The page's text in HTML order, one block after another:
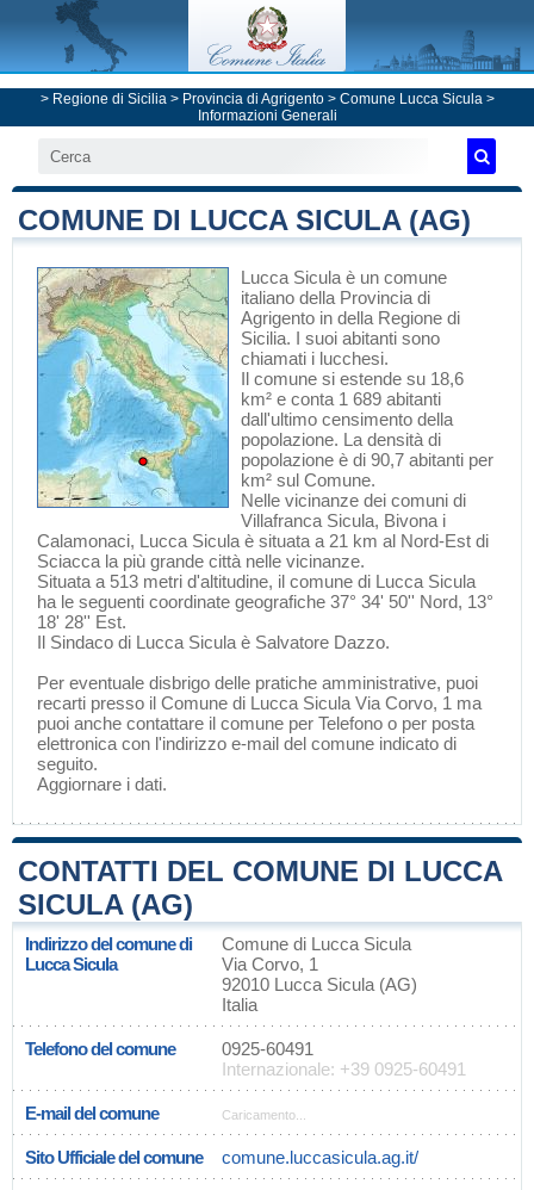
> Regione di Sicilia> Provincia di Agrigento> Comune Lucca Sicula>
Informazioni Generali
COMUNE DI LUCCA SICULA (AG)
Lucca Sicula è un comune
italiano della Provincia di
Agrigento in della Regione di
Sicilia. I suoi abitanti sono
chiamati i lucchesi.
Il comune si estende su 18,6
km² e conta 1 689 abitanti
dall'ultimo censimento della
popolazione. La densità di
popolazione è di 90,7 abitanti per
km² sul Comune.
Nelle vicinanze dei comuni di
Villafranca Sicula, Bivona i
Calamonaci, Lucca Sicula è situata a 21 km al Nord-Est di
Sciacca la più grande città nelle vicinanze.
Situata a 513 metri d'altitudine, il comune di Lucca Sicula
ha le seguenti coordinate geografiche 37° 34' 50'' Nord, 13°
18' 28'' Est.
Il Sindaco di Lucca Sicula è Salvatore Dazzo.
Per eventuale disbrigo delle pratiche amministrative, puoi
recarti presso il Comune di Lucca Sicula Via Corvo, 1 ma
puoi anche contattare il comune per Telefono o per posta
elettronica con l'indirizzo e-mail del comune indicato di
seguito.
Aggiornare i dati.
CONTATTI DEL COMUNE DI LUCCA
SICULA (AG)
Indirizzo del comune di
Lucca Sicula
Comune di Lucca Sicula
Via Corvo, 1
92010 Lucca Sicula (AG)
Italia
Telefono del comune
0925-60491
Internazionale: +39 0925-60491
E-mail del comune Caricamento...
Sito Ufficiale del comune comune.luccasicula.ag.it/